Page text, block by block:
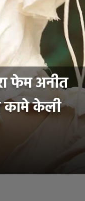
फेम अनीत
कामे केली